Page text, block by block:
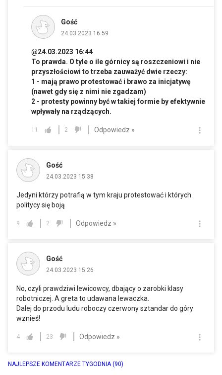
Gość
24.03.2023 16:59
@24.03.2023 16:44
To prawda. O tyle o ile górnicy są roszczeniowi i nie
przyszłościowi to trzeba zauważyć dwie rzeczy:
1 - mają prawo protestować i brawo za inicjatywę
(nawet gdy się z nimi nie zgadzam)
2 - protesty powinny być w takiej formie by efektywnie
wpływały na rządzących.
11 2 Odpowiedz »
Gość
24.03.2023 15:38
Jedyni którzy potrafią w tym kraju protestować i których
politycy się boją
9 2 Odpowiedz »
Gość
24.03.2023 15:26
No, czyli prawdziwi lewicowcy, dbający o zarobki klasy
robotniczej. A greta to udawana lewaczka.
Dalej do przodu ludu roboczy czerwony sztandar do góry
wznieś!
4 23 Odpowiedz »
NAJLEPSZE KOMENTARZE TYGODNIA(90)